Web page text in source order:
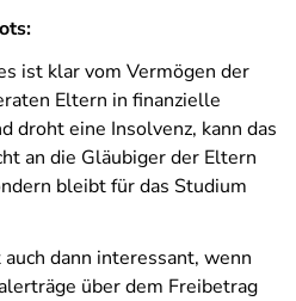
ist klar vom Vermögen der
Eltern in finanzielle
droht eine Insolvenz, kann das
an die Gläubiger der Eltern
bleibt für das Studium
dann interessant, wenn
über dem Freibetrag